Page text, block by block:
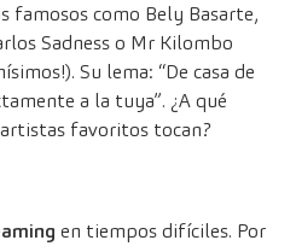
famosos como Bely Basarte,
Sadness o Mr Kilombo
Su lema: “De casa de
a la tuya”. ¿A qué
favoritos tocan?
en tiempos difíciles. Por